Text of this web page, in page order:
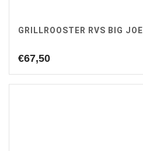
GRILLROOSTER RVS BIG JOE
€67,50